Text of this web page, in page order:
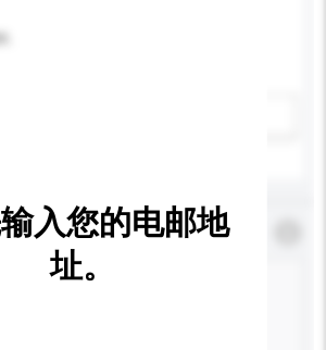
*必须填写
入您的电邮地
址。